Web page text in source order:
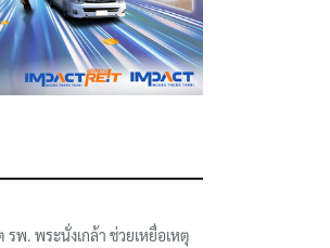
รพ. พระนั่งเกล้า ช่วยเหยื่อเหตุ